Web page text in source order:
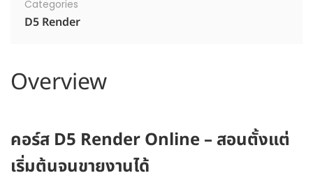
Categories
D5 Render
Overview
คอร์ส D5 Render Online – สอนตั้งแต่
เริ่มต้นจนขายงานได้